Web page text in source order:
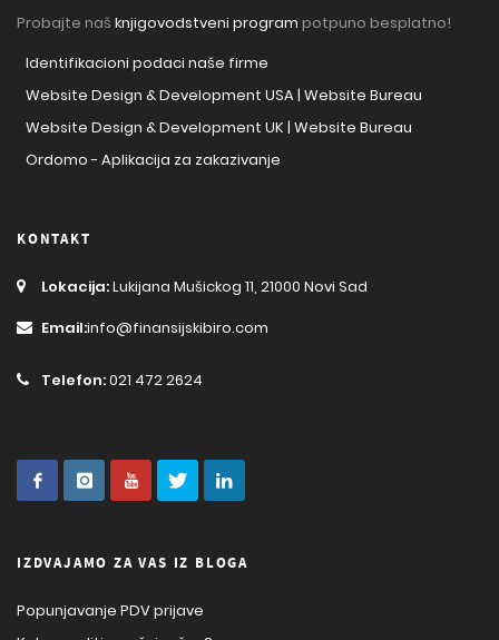
Probajte naš knjigovodstveni program potpuno besplatno!
Identifikacioni podaci naše firme
Website Design & Development USA | Website Bureau
Website Design & Development UK | Website Bureau
Ordomo - Aplikacija za zakazivanje
KONTAKT
Lokacija:Lukijana Mušickog 11, 21000 Novi Sad
Email:info@finansijskibiro.com
Telefon:021 472 2624
IZDVAJAMO ZA VAS IZ BLOGA
Popunjavanje PDV prijave